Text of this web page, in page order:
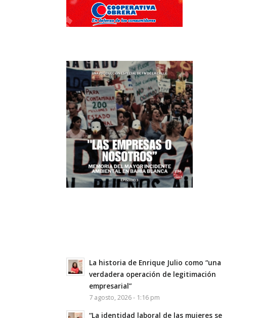
La historia de Enrique Julio como “una
verdadera operación de legitimación
empresarial”
7 agosto, 2026 - 1:16 pm
“La identidad laboral de las mujeres se